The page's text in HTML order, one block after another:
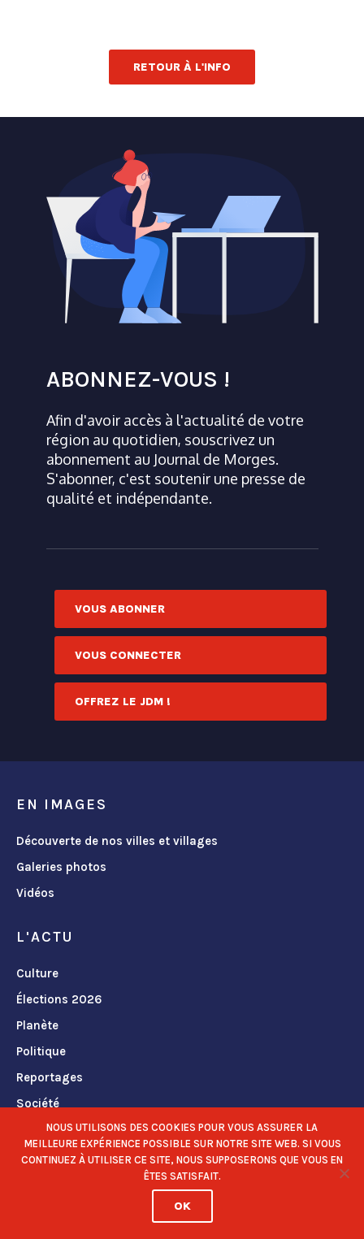
RETOUR À L'INFO
ABONNEZ-VOUS !
Afin d'avoir accès à l'actualité de votre
région au quotidien, souscrivez un
abonnement au Journal de Morges.
S'abonner, c'est soutenir une presse de
qualité et indépendante.
VOUS ABONNER
VOUS CONNECTER
OFFREZ LE JDM !
EN IMAGES
Découverte de nos villes et villages
Galeries photos
Vidéos
L'ACTU
Culture
Élections 2026
Planète
Politique
Reportages
Société
TerroirNOUS UTILISONS DES COOKIES POUR VOUS ASSURER LA
MEILLEURE EXPÉRIENCE POSSIBLE SUR NOTRE SITE WEB. SI VOUS
CONTINUEZ À UTILISER CE SITE, NOUS SUPPOSERONS QUE VOUS EN
ÊTES SATISFAIT.
OK